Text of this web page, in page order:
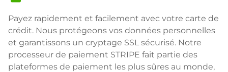
Payez rapidement et facilement avec votre carte de
crédit. Nous protégeons vos données personnelles
et garantissons un cryptage SSL sécurisé. Notre
processeur de paiement STRIPE fait partie des
plateformes de paiement les plus sûres au monde,